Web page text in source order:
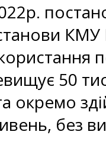
50
окремо
без